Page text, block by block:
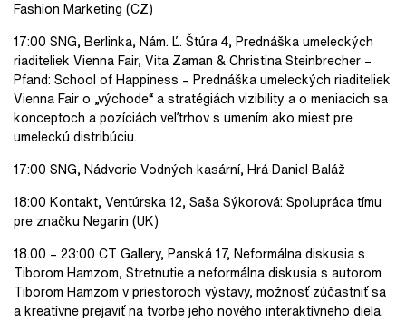
Fashion Marketing (CZ)
17:00 SNG, Berlinka, Nám. Ľ. Štúra 4, Prednáška umeleckých
riaditeliek Vienna Fair, Vita Zaman & Christina Steinbrecher –
Pfand: School of Happiness – Prednáška umeleckých riaditeliek
Vienna Fair o „východe“ a stratégiách vizibility a o meniacich sa
konceptoch a pozíciách veľtrhov s umením ako miest pre
umeleckú distribúciu.
17:00 SNG, Nádvorie Vodných kasární, Hrá Daniel Baláž
18:00 Kontakt, Ventúrska 12, Saša Sýkorová: Spolupráca tímu
pre značku Negarin (UK)
18.00 – 23:00 CT Gallery, Panská 17, Neformálna diskusia s
Tiborom Hamzom, Stretnutie a neformálna diskusia s autorom
Tiborom Hamzom v priestoroch výstavy, možnosť zúčastniť sa
a kreatívne prejaviť na tvorbe jeho nového interaktívneho diela.